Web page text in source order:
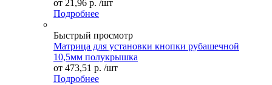
от 21,96 р. /шт
Подробнее
Быстрый просмотр
Матрица для установки кнопки рубашечной
10,5мм полукрышка
от 473,51 р. /шт
Подробнее